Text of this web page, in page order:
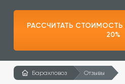
РАССЧИТАТЬ СТОИМОСТЬ
20%
Барахловоз Отзывы